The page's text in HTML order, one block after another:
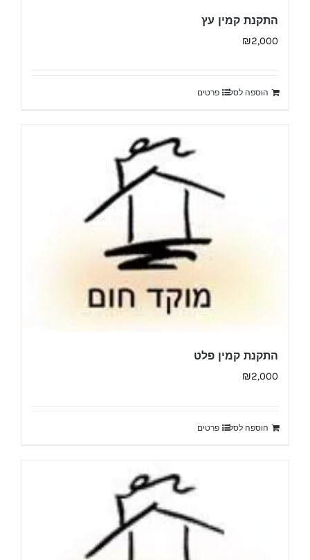
התקנת קמין עץ
₪2,000
הוספה לסל פרטים
התקנת קמין פלט
₪2,000
הוספה לסל פרטים